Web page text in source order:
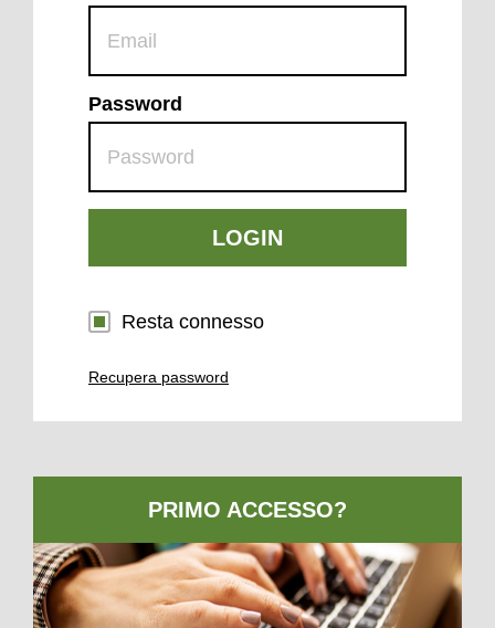
Password
LOGIN
Resta connesso
Recupera password